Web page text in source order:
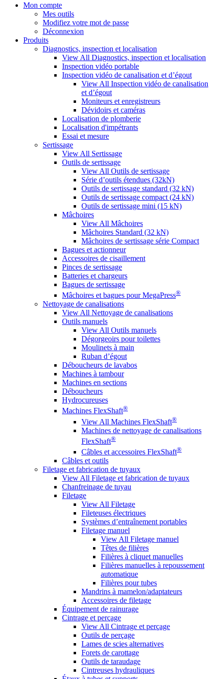
Mon compte
Mes outils
Modifiez votre mot de passe
Déconnexion
Produits
Diagnostics, inspection et localisation
View All Diagnostics, inspection et localisation
Inspection vidéo portable
Inspection vidéo de canalisation et d’égout
View All Inspection vidéo de canalisation
et d’égout
Moniteurs et enregistreurs
Dévidoirs et caméras
Localisation de plomberie
Localisation d'impétrants
Essai et mesure
Sertissage
View All Sertissage
Outils de sertissage
View All Outils de sertissage
Série d’outils étendues (32kN)
Outils de sertissage standard (32 kN)
Outils de sertissage compact (24 kN)
Outils de sertissage mini (15 kN)
Mâchoires
View All Mâchoires
Mâchoires Standard (32 kN)
Mâchoires de sertissage série Compact
Bagues et actionneur
Accessoires de cisaillement
Pinces de sertissage
Batteries et chargeurs
Bagues de sertissage
Mâchoires et bagues pour MegaPress®
Nettoyage de canalisations
View All Nettoyage de canalisations
Outils manuels
View All Outils manuels
Dégorgeoirs pour toilettes
Moulinets à main
Ruban d’égout
Déboucheurs de lavabos
Machines à tambour
Machines en sections
Déboucheurs
Hydrocureuses
Machines FlexShaft®
View All Machines FlexShaft®
Machines de nettoyage de canalisations
FlexShaft®
Câbles et accessoires FlexShaft®
Câbles et outils
Filetage et fabrication de tuyaux
View All Filetage et fabrication de tuyaux
Chanfreinage de tuyau
Filetage
View All Filetage
Fileteuses électriques
Systèmes d’entraînement portables
Filetage manuel
View All Filetage manuel
Têtes de filières
Filières à cliquet manuelles
Filières manuelles à repoussement
automatique
Filières pour tubes
Mandrins à mamelon/adaptateurs
Accessoires de filetage
Équipement de rainurage
Cintrage et perçage
View All Cintrage et perçage
Outils de perçage
Lames de scies alternatives
Forets de carottage
Outils de taraudage
Cintreuses hydrauliques